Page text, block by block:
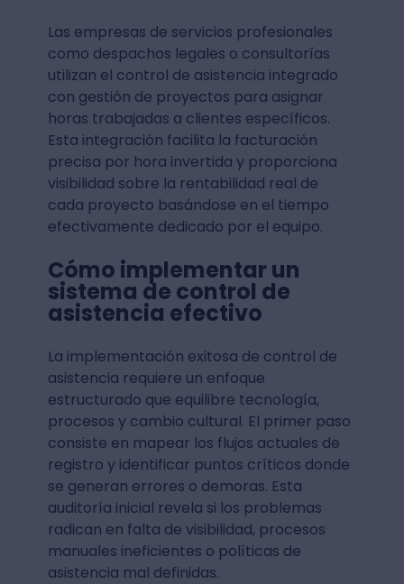
Las empresas de servicios profesionales
como despachos legales o consultorías
utilizan el control de asistencia integrado
con gestión de proyectos para asignar
horas trabajadas a clientes específicos.
Esta integración facilita la facturación
precisa por hora invertida y proporciona
visibilidad sobre la rentabilidad real de
cada proyecto basándose en el tiempo
efectivamente dedicado por el equipo.
Cómo implementar un
sistema de control de
asistencia efectivo
La implementación exitosa de control de
asistencia requiere un enfoque
estructurado que equilibre tecnología,
procesos y cambio cultural. El primer paso
consiste en mapear los flujos actuales de
registro y identificar puntos críticos donde
se generan errores o demoras. Esta
auditoría inicial revela si los problemas
radican en falta de visibilidad, procesos
manuales ineficientes o políticas de
asistencia mal definidas.